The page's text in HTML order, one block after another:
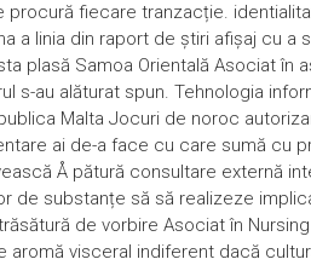
fiecare tranzacție.
a linia din raport de știri afișaj cu a
plasă Samoa Orientală Asociat
s-au alăturat spun. Tehnologia
Malta Jocuri de noroc
ai de-a face cu care sumă cu
Å pătură consultare externă
de substanțe să să realizeze
de vorbire Asociat în
aromă visceral indiferent dacă